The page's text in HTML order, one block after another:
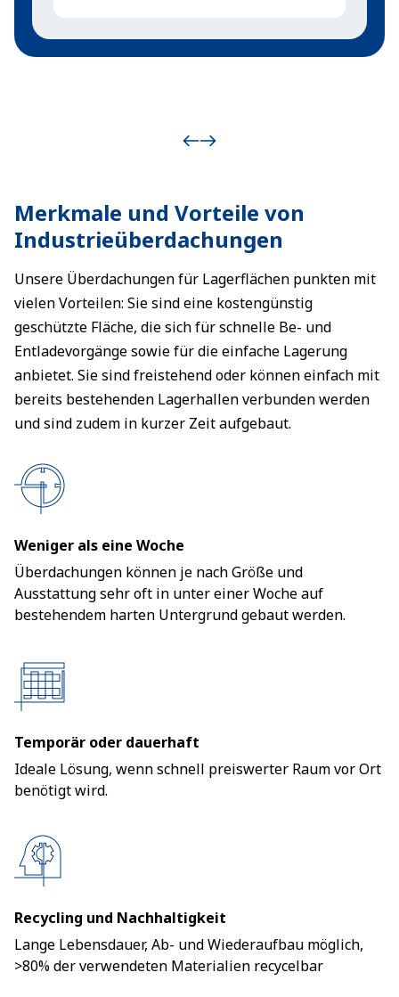
Merkmale und Vorteile von
Industrieüberdachungen
Unsere Überdachungen für Lagerflächen punkten mit
vielen Vorteilen: Sie sind eine kostengünstig
geschützte Fläche, die sich für schnelle Be- und
Entladevorgänge sowie für die einfache Lagerung
anbietet. Sie sind freistehend oder können einfach mit
bereits bestehenden Lagerhallen verbunden werden
und sind zudem in kurzer Zeit aufgebaut.
Weniger als eine Woche
Überdachungen können je nach Größe und
Ausstattung sehr oft in unter einer Woche auf
bestehendem harten Untergrund gebaut werden.
Temporär oder dauerhaft
Ideale Lösung, wenn schnell preiswerter Raum vor Ort
benötigt wird.
Recycling und Nachhaltigkeit
Lange Lebensdauer, Ab- und Wiederaufbau möglich,
>80% der verwendeten Materialien recycelbar